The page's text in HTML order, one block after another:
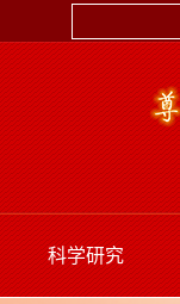
科学研究